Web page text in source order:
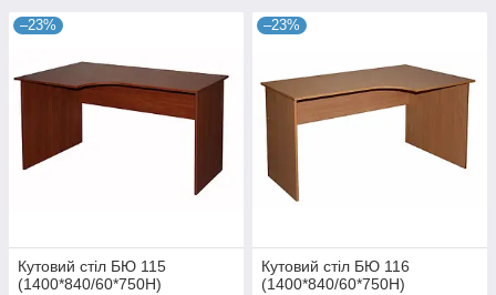
–23%
Кутовий стіл БЮ 115
(1400*840/60*750Н)
–23%
Кутовий стіл БЮ 116
(1400*840/60*750Н)